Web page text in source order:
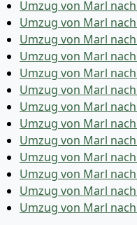
Umzug von Marl
Umzug von Marl
Umzug von Marl
Umzug von Marl
Umzug von Marl
Umzug von Marl
Umzug von Marl
Umzug von Marl
Umzug von Marl
Umzug von Marl
Umzug von Marl
Umzug von Marl
Umzug von Marl